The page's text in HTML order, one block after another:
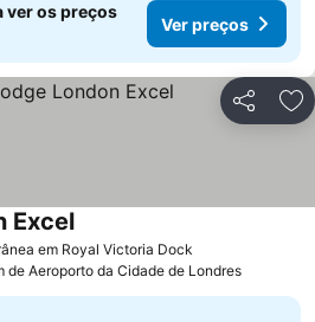
ver os preços
Ver preços
Partilhar
em Royal Victoria Dock
ExcelVer preços
de Aeroporto da Cidade de Londres